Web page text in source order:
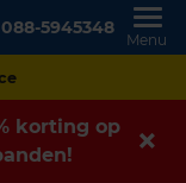
088-5945348
Menu
korting op